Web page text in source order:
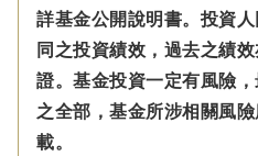
詳基金公開說明書。投資
同之投資績效，過去之績
證。基金投資一定有風險
之全部，基金所涉相關風
載。